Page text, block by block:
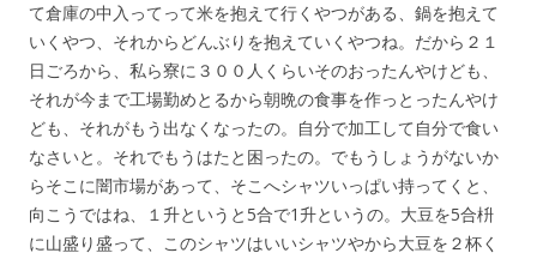
て倉庫の中入ってって米を抱えて行くやつがある、鍋を抱えて
いくやつ、それからどんぶりを抱えていくやつね。だから２１
日ごろから、私ら寮に３００人くらいそのおったんやけども、
それが今まで工場勤めとるから朝晩の食事を作っとったんやけ
ども、それがもう出なくなったの。自分で加工して自分で食い
なさいと。それでもうはたと困ったの。でもうしょうがないか
らそこに闇市場があって、そこへシャツいっぱい持ってくと、
向こうではね、１升というと5合で1升というの。大豆を5合枡
に山盛り盛って、このシャツはいいシャツやから大豆を２杯く